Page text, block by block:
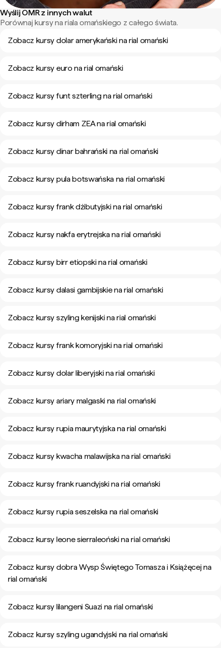
Wyślij OMR z innych walut
Porównaj kursy na riala omańskiego z całego świata.
Zobacz kursy dolar amerykański na rial omański
Zobacz kursy euro na rial omański
Zobacz kursy funt szterling na rial omański
Zobacz kursy dirham ZEA na rial omański
Zobacz kursy dinar bahrański na rial omański
Zobacz kursy pula botswańska na rial omański
Zobacz kursy frank dżibutyjski na rial omański
Zobacz kursy nakfa erytrejska na rial omański
Zobacz kursy birr etiopski na rial omański
Zobacz kursy dalasi gambijskie na rial omański
Zobacz kursy szyling kenijski na rial omański
Zobacz kursy frank komoryjski na rial omański
Zobacz kursy dolar liberyjski na rial omański
Zobacz kursy ariary malgaski na rial omański
Zobacz kursy rupia maurytyjska na rial omański
Zobacz kursy kwacha malawijska na rial omański
Zobacz kursy frank ruandyjski na rial omański
Zobacz kursy rupia seszelska na rial omański
Zobacz kursy leone sierraleoński na rial omański
Zobacz kursy dobra Wysp Świętego Tomasza i Książęcej na
rial omański
Zobacz kursy lilangeni Suazi na rial omański
Zobacz kursy szyling ugandyjski na rial omański